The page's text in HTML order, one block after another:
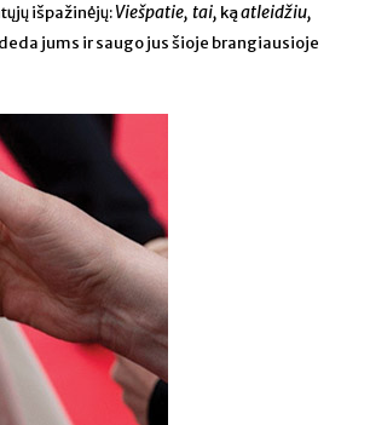
išpažinėjų:Viešpatie, tai, kąatleidžiu,
jums ir saugo jus šioje brangiausioje